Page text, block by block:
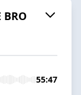
BRO
55:47